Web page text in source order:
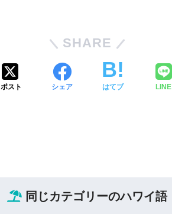
SHARE
ポスト シェア はてブ LINE
同じカテゴリーのハワイ語